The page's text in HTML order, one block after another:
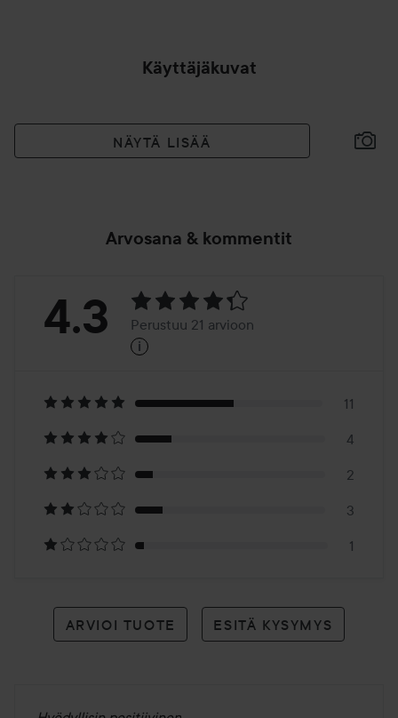
Käyttäjäkuvat
NÄYTÄ LISÄÄ
Arvosana & kommentit
Arvosana:
Perustuu
21
arvioon
4.3 Perustuu 21 arvioon
i
11
4
2
3
1
ARVIOI TUOTE ESITÄ KYSYMYS